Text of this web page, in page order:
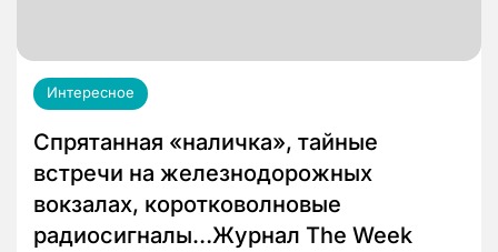
Интересное
Спрятанная «наличка», тайные
встречи на железнодорожных
вокзалах, коротковолновые
радиосигналы…Журнал The Week